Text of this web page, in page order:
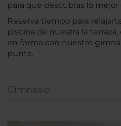
para que descubras lo mejor
Reserva tiempo para
piscina de nuestra la
en forma con nuestro
punta.
Gimnasio